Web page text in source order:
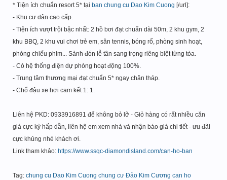
* Tiện ích chuẩn resort 5* tại ban chung cu Dao Kim Cuong [/url]:
- Khu cư dân cao cấp.
- Tiện ích vượt trội bậc nhất: 2 hồ bơi đạt chuẩn dài 50m, 2 khu gym, 2
khu BBQ, 2 khu vui chơi trẻ em, sân tennis, bóng rổ, phòng sinh hoạt,
phòng chiếu phim... Sảnh đón lễ tân sang trọng riêng biệt từng tòa.
- Có hệ thống điện dự phòng hoạt động 100%.
- Trung tâm thương mại đạt chuẩn 5* ngay chân tháp.
- Chổ đậu xe hơi cam kết 1: 1.
Liên hệ PKD: 0933916891 để không bỏ lỡ - Giỏ hàng có rất nhiều căn
giá cực kỳ hấp dẫn, liên hệ em xem nhà và nhận báo giá chi tiết - ưu đãi
cực khủng nhé khách ơi.
Link tham khảo: https://www.ssqc-diamondisland.com/can-ho-ban
Tag: chung cu Dao Kim Cuong chung cư Đảo Kim Cương can ho